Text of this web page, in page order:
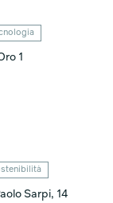
1
Sarpi, 14